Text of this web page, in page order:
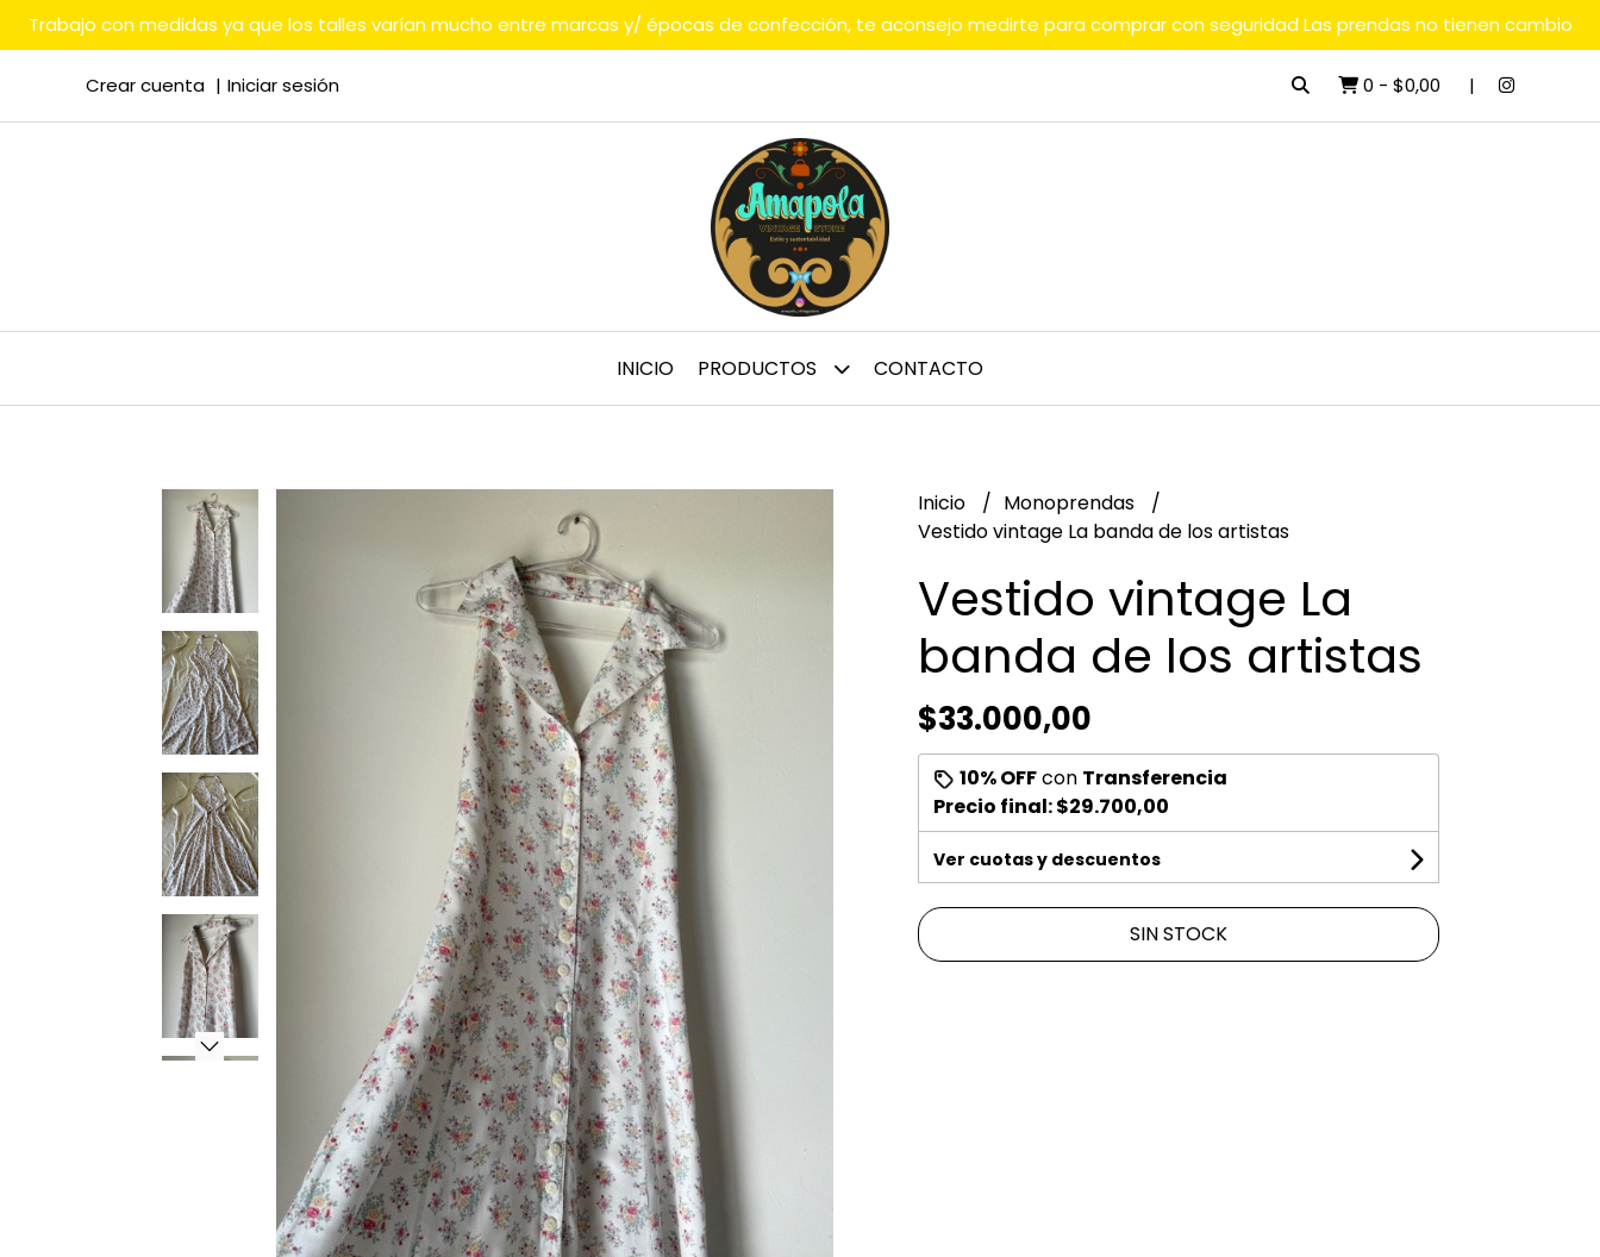
Trabajo con medidas ya que los talles varían mucho entre marcas y/ épocas de confección, te aconsejo medirte para comprar con seguridad Las prendas no tienen cambio
Crear cuenta Iniciar sesión 0 - $0,00
INICIO PRODUCTOS CONTACTO
Inicio
Monoprendas
Vestido vintage La banda de los artistas
Vestido vintage La
banda de los artistas
$33.000,00
10% OFFcon Transferencia
Precio final:$29.700,00
Ver cuotas y descuentos
SIN STOCK